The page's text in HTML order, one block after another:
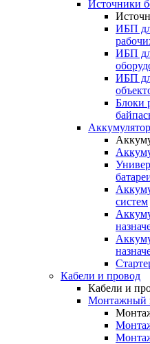
Источники
ИБП
ИБП
ИБП
Блоки
систем
Кабели и провод
Кабели и
Монтажный